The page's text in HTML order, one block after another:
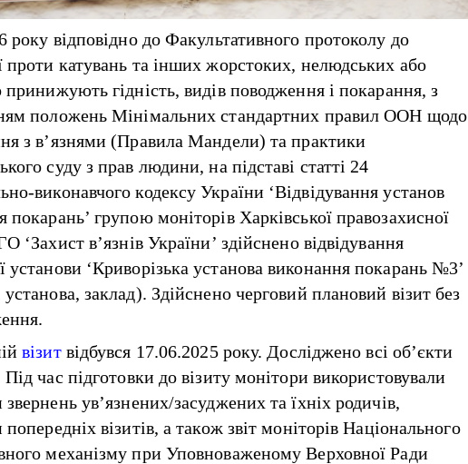
року відповідно до Факультативного протоколу до
проти катувань та інших жорстоких, нелюдських або
гідність, видів поводження і покарання, з
положень Мінімальних стандартних правил ООН щодо
з в’язнями (Правила Мандели) та практики
суду з прав людини, на підставі статті 24
виконавчого кодексу України ‘Відвідування установ
покарань’ групою моніторів Харківської правозахисної
‘Захист в’язнів України’ здійснено відвідування
установи ‘Криворізька установа виконання покарань №3’
заклад). Здійснено черговий плановий візит без
візитвідбувся 17.06.2025 року. Досліджено всі об’єкти
час підготовки до візиту монітори використовували
звернень ув’язнених/засуджених та їхніх родичів,
попередніх візитів, а також звіт моніторів Національного
механізму при Уповноваженому Верховної Ради